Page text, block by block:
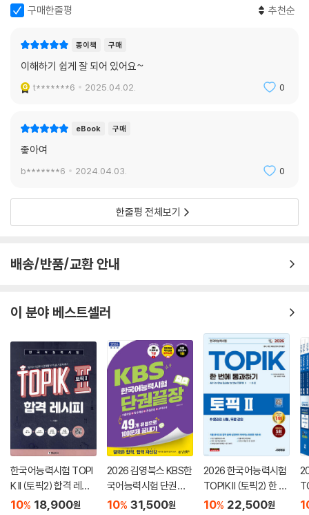
구매한줄평 추천순
종이책 구매
이해하기 쉽게 잘 되어 있어요~
t*******6 2025.04.02. 0
eBook 구매
좋아여
b*******6 2024.04.03. 0
한줄평 전체보기
배송/반품/교환 안내
이 분야 베스트셀러
한국어능력시험 TOPI
K II (토픽2) 합격 레시
피
10% 18,900원
2026 김영북스 KBS한
국어능력시험 단권끝
장
10% 31,500원
2026 한국어능력시험
TOPIK II (토픽2) 한 번
에 통과하기+온라인
10% 22,500원